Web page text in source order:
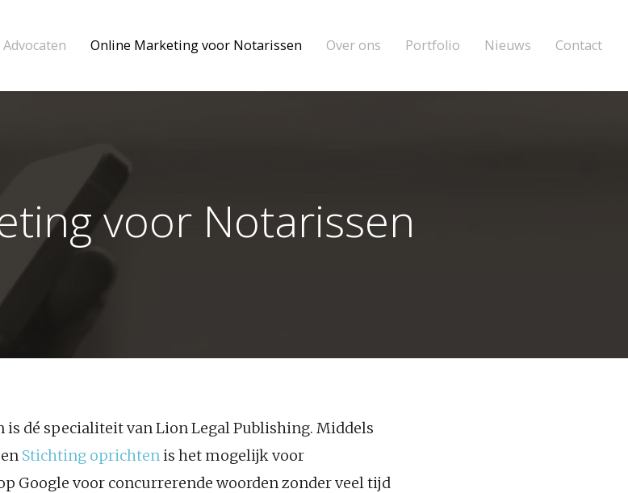
Online Marketing voor Notarissen Over ons Portfolio Nieuws Contact
voor Notarissen
dé specialiteit van Lion Legal Publishing. Middels
en Stichting oprichtenis het mogelijk voor
Google voor concurrerende woorden zonder veel tijd